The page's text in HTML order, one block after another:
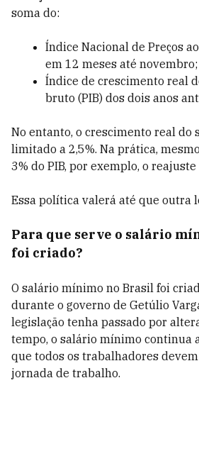
soma do:
Índice Nacional de Preços
em 12 meses até novembro;
Índice de crescimento real
bruto (PIB) dos dois anos
No entanto, o crescimento real do
limitado a 2,5%. Na prática,
3% do PIB, por exemplo, o
Essa política valerá até que outra
Para que serve o salário
foi criado?
O salário mínimo no Brasil foi
durante o governo de Getúlio
legislação tenha passado por
tempo, o salário mínimo continua
que todos os trabalhadores
jornada de trabalho.